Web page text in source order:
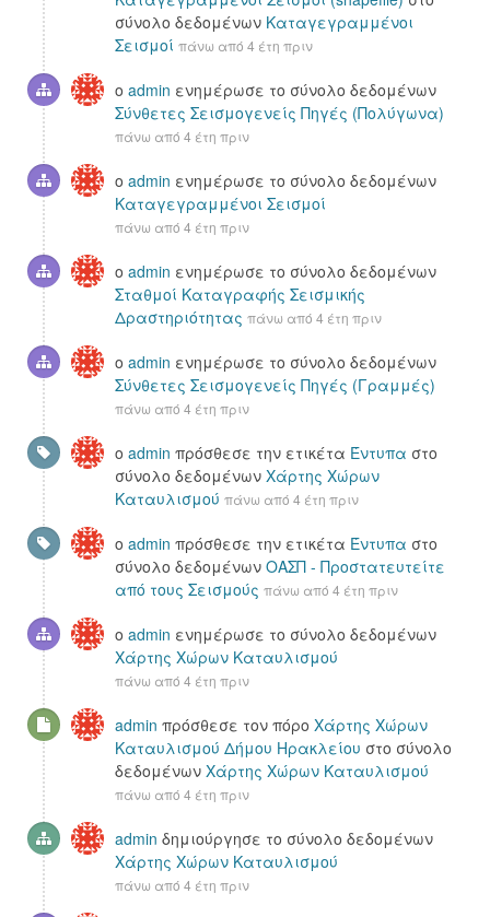
σύνολο δεδομένων Καταγεγραμμένοι
Σεισμοί πάνω από 4 έτη πριν
ο admin ενημέρωσε το σύνολο δεδομένων
Σύνθετες Σεισμογενείς Πηγές (Πολύγωνα)
πάνω από 4 έτη πριν
ο admin ενημέρωσε το σύνολο δεδομένων
Καταγεγραμμένοι Σεισμοί
πάνω από 4 έτη πριν
ο admin ενημέρωσε το σύνολο δεδομένων
Σταθμοί Καταγραφής Σεισμικής
Δραστηριότητας πάνω από 4 έτη πριν
ο admin ενημέρωσε το σύνολο δεδομένων
Σύνθετες Σεισμογενείς Πηγές (Γραμμές)
πάνω από 4 έτη πριν
ο admin πρόσθεσε την ετικέτα Έντυπα στο
σύνολο δεδομένων Χάρτης Χώρων
Καταυλισμού πάνω από 4 έτη πριν
ο admin πρόσθεσε την ετικέτα Έντυπα στο
σύνολο δεδομένων ΟΑΣΠ - Προστατευτείτε
από τους Σεισμούς πάνω από 4 έτη πριν
ο admin ενημέρωσε το σύνολο δεδομένων
Χάρτης Χώρων Καταυλισμού
πάνω από 4 έτη πριν
admin πρόσθεσε τον πόρο Χάρτης Χώρων
Καταυλισμού Δήμου Ηρακλείου στο σύνολο
δεδομένων Χάρτης Χώρων Καταυλισμού
πάνω από 4 έτη πριν
admin δημιούργησε το σύνολο δεδομένων
Χάρτης Χώρων Καταυλισμού
πάνω από 4 έτη πριν